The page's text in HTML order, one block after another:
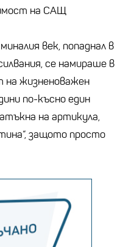
на САЩ
век, попаднал в
се намираше в
на жизненоважен
по-късно един
на артикула,
защото просто